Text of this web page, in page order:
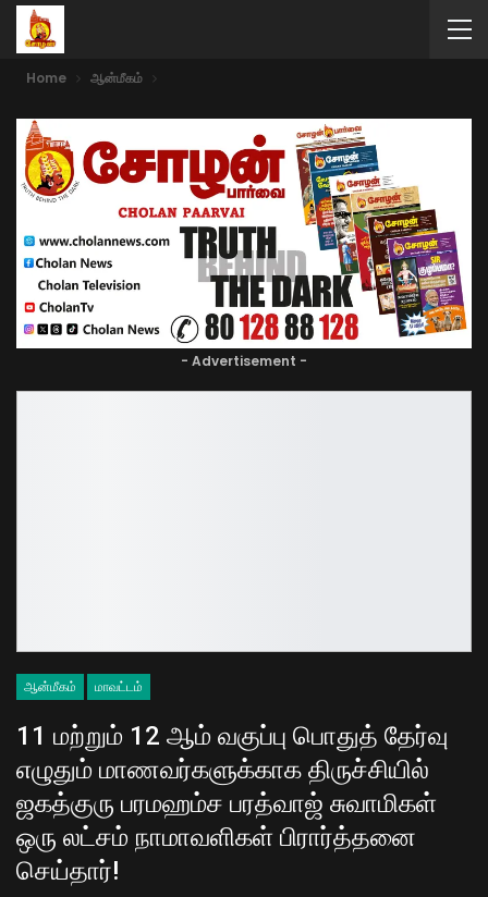
Home ஆன்மீகம்
- Advertisement -
ஆன்மீகம் மாவட்டம்
11 மற்றும் 12 ஆம் வகுப்பு பொதுத் தேர்வு
எழுதும் மாணவர்களுக்காக திருச்சியில்
ஜகத்குரு பரமஹம்ச பரத்வாஜ் சுவாமிகள்
ஒரு லட்சம் நாமாவளிகள் பிரார்த்தனை
செய்தார்!